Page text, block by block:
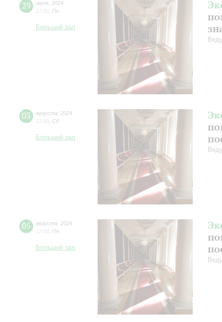
29 июля 2024
17:00 Пн
Большой зал
03 августа
2024
12:00 Сб
Большой зал
05 августа
2024
12:00 Пн
Большой зал